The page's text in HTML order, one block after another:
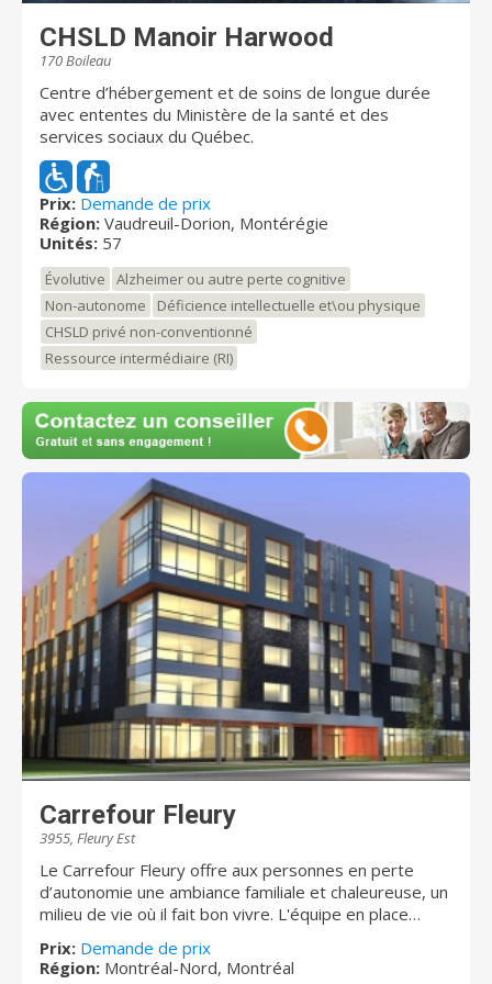
CHSLD Manoir Harwood
170 Boileau
Centre d’hébergement et de soins de longue durée
avec ententes du Ministère de la santé et des
services sociaux du Québec.
Prix: Demande de prix
Région: Vaudreuil-Dorion, Montérégie
Unités: 57
Évolutive
Alzheimer ou autre perte cognitive
Non-autonome
Déficience intellectuelle et\ou physique
CHSLD privé non-conventionné
Ressource intermédiaire (RI)
Carrefour Fleury
3955, Fleury Est
Le Carrefour Fleury offre aux personnes en perte
d’autonomie une ambiance familiale et chaleureuse, un
milieu de vie où il fait bon vivre. L'équipe en place
une tranquillité d’esprit pour leurs proches. Nous
Prix: Demande de prix
Région: Montréal-Nord, Montréal